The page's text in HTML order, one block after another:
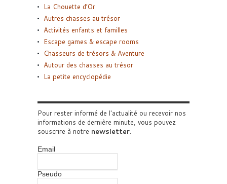
La Chouette d’Or
Autres chasses au trésor
Activités enfants et familles
Escape games & escape rooms
Chasseurs de trésors & Aventure
Autour des chasses au trésor
La petite encyclopédie
Pour rester informé de l'actualité ou recevoir nos
informations de dernière minute, vous pouvez
souscrire à notre newsletter.
Email
Pseudo